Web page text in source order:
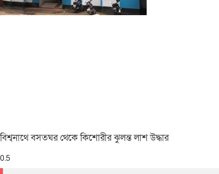
বিশ্বনাথে বসতঘর থেকে কিশোরীর ঝুলন্ত লাশ উদ্ধার